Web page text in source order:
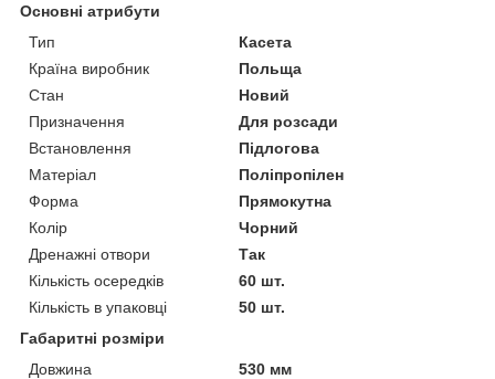
Основні атрибути
Тип
Касета
Країна виробник
Польща
Стан
Новий
Призначення
Для розсади
Встановлення
Підлогова
Матеріал
Поліпропілен
Форма
Прямокутна
Колір
Чорний
Дренажні отвори
Так
Кількість осередків
60 шт.
Кількість в упаковці
50 шт.
Габаритні розміри
Довжина
530 мм